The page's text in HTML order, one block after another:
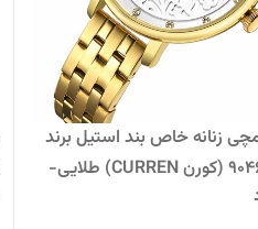
زنانه خاص بند استیل برند
کارن 9046S (کورن CURREN) طلایی-